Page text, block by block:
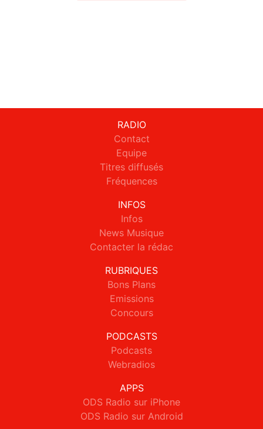
RADIO
Contact
Equipe
Titres diffusés
Fréquences
INFOS
Infos
News Musique
Contacter la rédac
RUBRIQUES
Bons Plans
Emissions
Concours
PODCASTS
Podcasts
Webradios
APPS
ODS Radio sur iPhone
ODS Radio sur Android